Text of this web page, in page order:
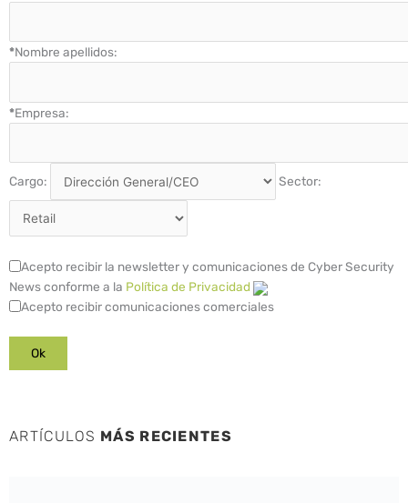
*Nombre apellidos:
*Empresa:
Cargo: Sector:
Acepto recibir la newsletter y comunicaciones de Cyber Security
News conforme a la Política de Privacidad
Acepto recibir comunicaciones comerciales
ARTÍCULOS MÁS RECIENTES